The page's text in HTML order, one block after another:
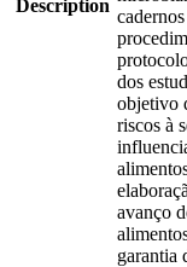
Description
dos
objetivo
riscos à
avanço
garantia